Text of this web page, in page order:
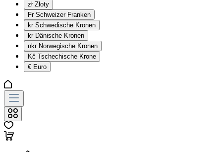
zł Złoty
Fr Schweizer Franken
kr Schwedische Kronen
kr Dänische Kronen
nkr Norwegische Kronen
Kč Tschechische Krone
€ Euro